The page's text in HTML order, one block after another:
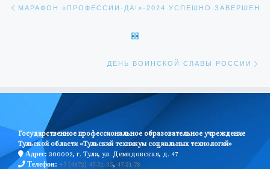
МАРАФОН «ПРОФЕССИИ-ДА!»-2024 УСПЕШНО ЗАВЕРШЕН
ДЕНЬ ВОИНСКОЙ СЛАВЫ РОССИИ
Государственное профессиональное образовательное учреждение
Тульской области «Тульский техникум социальных технологий»
Адрес: 300002, г. Тула, ул. Демидовская, д. 47
Телефон: +7 (4872) 47-51-35, 47-51-78